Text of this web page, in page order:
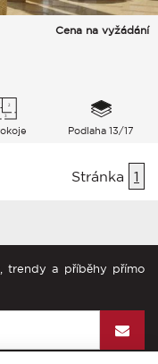
Cena na vyžádání
Podlaha 13/17
Stránka 1
trendy a příběhy přímo